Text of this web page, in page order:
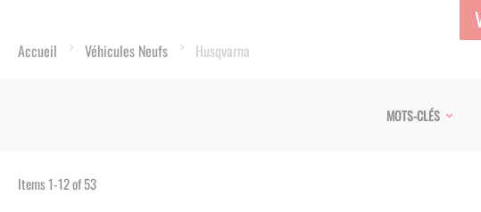
Accueil Véhicules Neufs Husqvarna
MOTS-CLÉS
Items1-12of53